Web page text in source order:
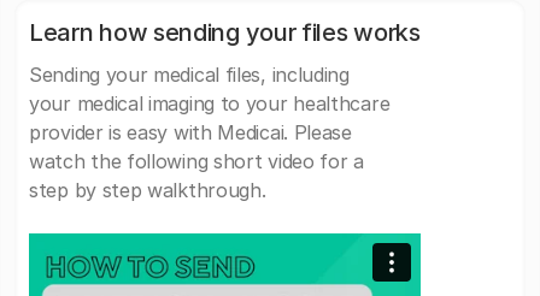
Learn how sending your files works
Sending your medical files, including
your medical imaging to your healthcare
provider is easy with Medicai. Please
watch the following short video for a
step by step walkthrough.